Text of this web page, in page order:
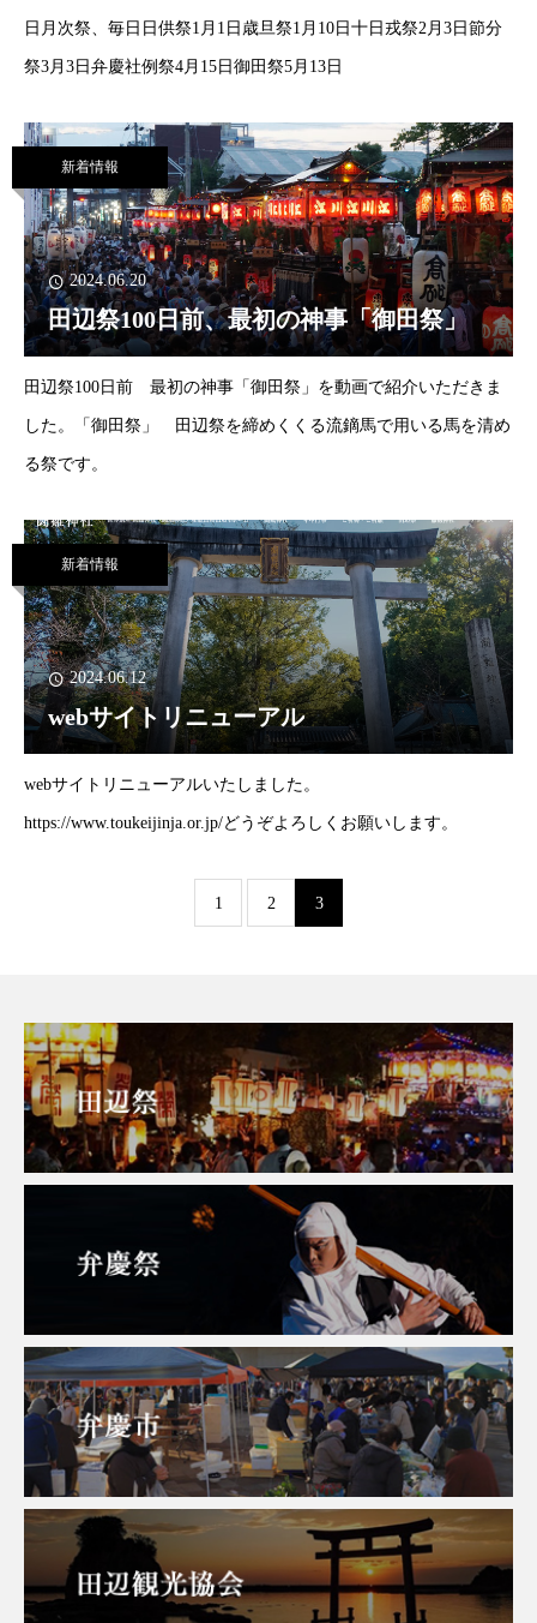
日月次祭、毎日日供祭1月1日歳旦祭1月10日十日戎祭2月3日節分
祭3月3日弁慶社例祭4月15日御田祭5月13日
新着情報
2024.06.20
田辺祭100日前、最初の神事「御田祭」
田辺祭100日前 最初の神事「御田祭」を動画で紹介いただきま
した。「御田祭」 田辺祭を締めくくる流鏑馬で用いる馬を清め
る祭です。
新着情報
2024.06.12
webサイトリニューアル
webサイトリニューアルいたしました。
https://www.toukeijinja.or.jp/どうぞよろしくお願いします。
1 2 3